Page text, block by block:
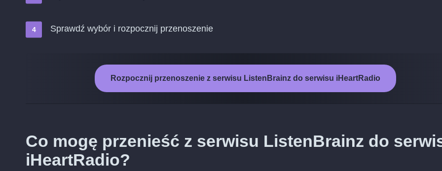
Sprawdź wybór i rozpocznij przenoszenie
Rozpocznij przenoszenie z serwisu ListenBrainz do serwisu iHeartRadio
Co mogę przenieść z serwisu ListenBrainz do
iHeartRadio?